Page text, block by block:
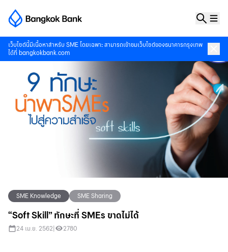
เว็บไซต์นี้มีเนื้อหาสำหรับ SME โดยเฉพาะ สามารถเข้าชมเว็บไซต์ของธนาคารกรุงเทพ
ได้ที่ bangkokbank.com
SME Knowledge SME Sharing
“Soft Skill” ทักษะที่ SMEs ขาดไม่ได้
24 เม.ย. 2562| 2780